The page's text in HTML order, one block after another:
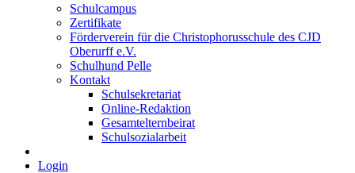
Schulcampus
Zertifikate
Förderverein für die Christophorusschule des CJD
Oberurff e.V.
Schulhund Pelle
Kontakt
Schulsekretariat
Online-Redaktion
Gesamtelternbeirat
Schulsozialarbeit
Login